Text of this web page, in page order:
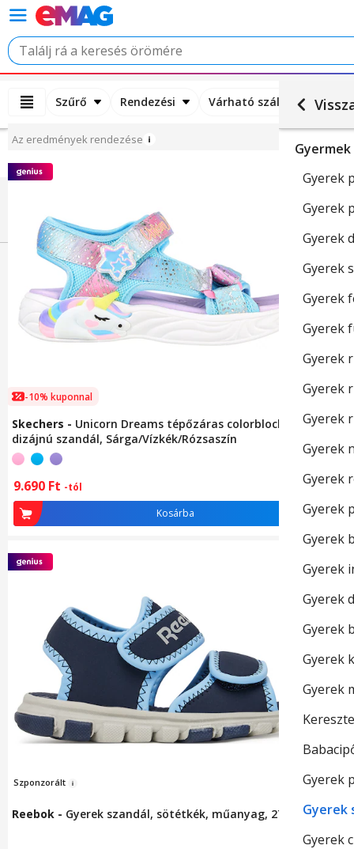
Gyerek
Gyerek
Gyerek
Gyerek
Gyerek
Gyerek
Gyerek
Gyerek
Gyerek
Gyerek
Gyerek
Gyerek
Gyerek
Gyerek
Gyerek
Gyerek
Gyerek
Gyerek
Gyerek
Gyerek
Gyerek
Szűrő Rendezési Várható szállítási idő
Az eredmények rendezése
-10% kuponnal
Skechers - Unicorn Dreams tépőzáras colorblock
dizájnú szandál, Sárga/Vízkék/Rózsaszín
9.690 Ft -tól
Kosárba
-
Szponzorált
Reebok - Gyerek szandál, sötétkék, műanyag, 27 EU